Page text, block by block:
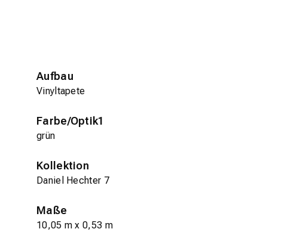
Aufbau
Vinyltapete
Farbe/Optik1
grün
Kollektion
Daniel Hechter 7
Maße
10,05 m x 0,53 m